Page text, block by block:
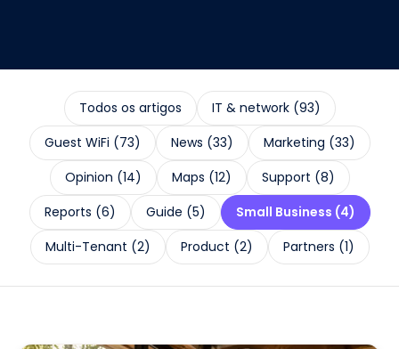
Todos os artigos IT & network(93)
Guest WiFi (73) News (33) Marketing (33)
Opinion (14) Maps (12) Support (8)
Reports (6) Guide (5) Small Business (4)
Multi-Tenant (2) Product (2) Partners (1)